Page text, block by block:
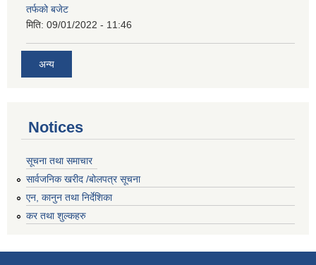
तर्फको बजेट
मिति: 09/01/2022 - 11:46
अन्य
Notices
सूचना तथा समाचार
सार्वजनिक खरीद /बोलपत्र सूचना
एन, कानुन तथा निर्देशिका
कर तथा शुल्कहरु